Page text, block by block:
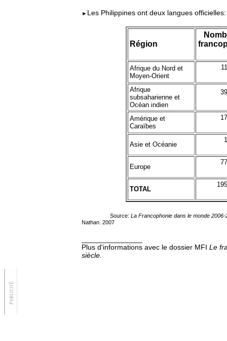
► Les Philippines ont deux langues
Région
Afrique du Nord et
Moyen-Orient
Afrique
subsaharienne et
Océan indien
Amérique et
Caraïbes
Asie et Océanie
Europe
TOTAL
Source: La Francophonie dans le monde
Nathan. 2007
Plus d'informations avec le dossier MFI Le
siècle.